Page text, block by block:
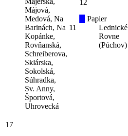
Májová,
Medová, Na
Barinách, Na
Kopánke,
Rovňanská,
Schreiberova,
Sklárska,
Sokolská,
Súhradka,
Sv. Anny,
Športová,
Uhrovecká
11
12
Papier
Lednické
Rovne
(Púchov)
17